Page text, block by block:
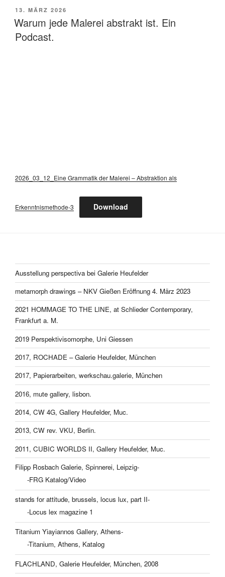
POSTED
ON
13. MÄRZ 2026
Warum jede Malerei abstrakt ist. Ein
Podcast.
2026_03_12_Eine Grammatik der Malerei – Abstraktion als
Erkenntnismethode-3 Download
Ausstellung perspectiva bei Galerie Heufelder
metamorph drawings – NKV Gießen Eröffnung 4. März 2023
2021 HOMMAGE TO THE LINE, at Schlieder Contemporary,
Frankfurt a. M.
2019 Perspektivisomorphe, Uni Giessen
2017, ROCHADE – Galerie Heufelder, München
2017, Papierarbeiten, werkschau.galerie, München
2016, mute gallery, lisbon.
2014, CW 4G, Gallery Heufelder, Muc.
2013, CW rev. VKU, Berlin.
2011, CUBIC WORLDS II, Gallery Heufelder, Muc.
Filipp Rosbach Galerie, Spinnerei, Leipzig-
-FRG Katalog/Video
stands for attitude, brussels, locus lux, part II-
-Locus lex magazine 1
Titanium Yiayiannos Gallery, Athens-
-Titanium, Athens, Katalog
FLACHLAND, Galerie Heufelder, München, 2008